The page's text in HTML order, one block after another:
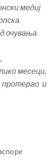
медиј
очувања
месеци,
протерао и